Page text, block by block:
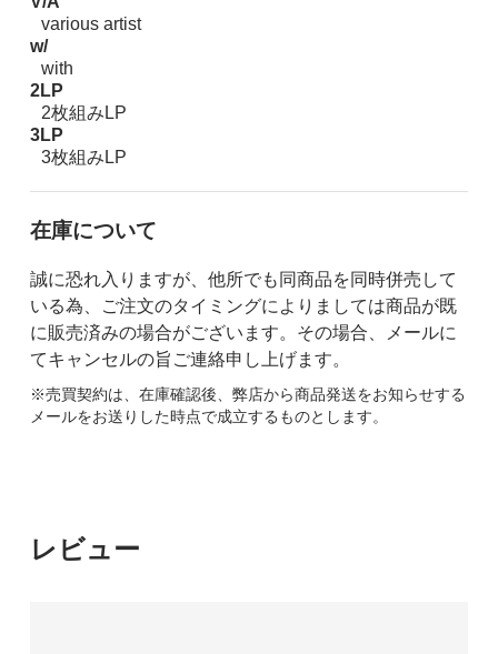
various artist
w/
with
2LP
2枚組みLP
3LP
3枚組みLP
在庫について
誠に恐れ入りますが、他所でも同商品を同時併売して
いる為、ご注文のタイミングによりましては商品が既
に販売済みの場合がございます。その場合、メールに
てキャンセルの旨ご連絡申し上げます。
※売買契約は、在庫確認後、弊店から商品発送をお知らせする
メールをお送りした時点で成立するものとします。
レビュー